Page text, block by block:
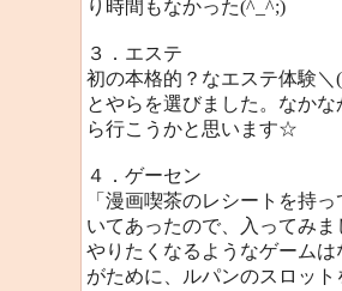
り時間もなかった(^_^;)
３．エステ
初の本格的？なエステ体験
とやらを選びました。なか
ら行こうかと思います☆
４．ゲーセン
「漫画喫茶のレシートを持
いてあったので、入ってみ
やりたくなるようなゲーム
がために、ルパンのスロッ